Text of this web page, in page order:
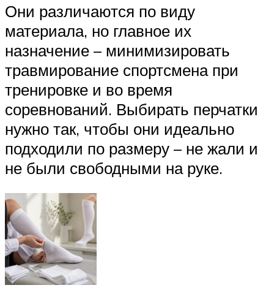
Они различаются по виду
материала, но главное их
назначение – минимизировать
травмирование спортсмена при
тренировке и во время
соревнований. Выбирать перчатки
нужно так, чтобы они идеально
подходили по размеру – не жали и
не были свободными на руке.